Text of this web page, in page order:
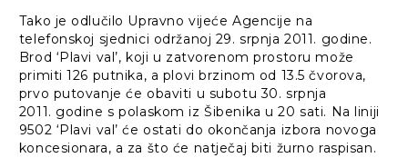
Tako je odlučilo Upravno vijeće Agencije na
telefonskoj sjednici održanoj 29. srpnja 2011. godine.
Brod ‘Plavi val’, koji u zatvorenom prostoru može
primiti 126 putnika, a plovi brzinom od 13.5 čvorova,
prvo putovanje će obaviti u subotu 30. srpnja
2011. godine s polaskom iz Šibenika u 20 sati. Na liniji
9502 ‘Plavi val’ će ostati do okončanja izbora novoga
koncesionara, a za što će natječaj biti žurno raspisan.